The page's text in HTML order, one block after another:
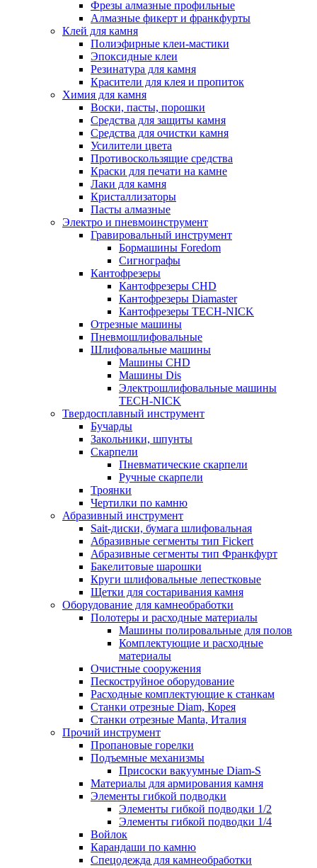
Фрезы алмазные профильные
Алмазные фикерт и франкфурты
Клей для камня
Полиэфирные клеи-мастики
Эпоксидные клеи
Резинатура для камня
Красители для клея и пропиток
Химия для камня
Воски, пасты, порошки
Средства для защиты камня
Средства для очистки камня
Усилители цвета
Противоскользящие средства
Краски для печати на камне
Лаки для камня
Кристаллизаторы
Пасты алмазные
Электро и пневмоинструмент
Гравировальный инструмент
Бормашины Foredom
Сигнографы
Кантофрезеры
Кантофрезеры CHD
Кантофрезеры Diamaster
Кантофрезеры TECH-NICK
Отрезные машины
Пневмошлифовальные
Шлифовальные машины
Машины CHD
Машины Dis
Электрошлифовальные машины
TECH-NICK
Твердосплавный инструмент
Бучарды
Закольники, шпунты
Скарпели
Пневматические скарпели
Ручные скарпели
Троянки
Чертилки по камню
Абразивный инструмент
Sait-диски, бумага шлифовальная
Абразивные сегменты тип Fickert
Абразивные сегменты тип Франкфурт
Бакелитовые шарошки
Круги шлифовальные лепестковые
Щетки для состаривания камня
Оборудование для камнеобработки
Полотеры и расходные материалы
Машины полировальные для полов
Комплектующие и расходные
материалы
Очистные сооружения
Пескоструйное оборудование
Расходные комплектующие к станкам
Станки отрезные Diam, Корея
Станки отрезные Manta, Италия
Прочий инструмент
Пропановые горелки
Подъeмные механизмы
Присоски вакуумные Diam-S
Материалы для армирования камня
Элементы гибкой подводки
Элементы гибкой подводки 1/2
Элементы гибкой подводки 1/4
Войлок
Карандаши по камню
Спецодежда для камнеобработки